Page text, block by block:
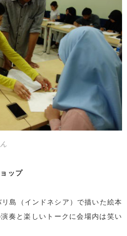
ップ
島（インドネシア）で描いた絵本
奏と楽しいトークに会場内は笑い